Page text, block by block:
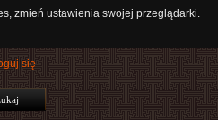
zmień ustawienia swojej przeglądarki.
się